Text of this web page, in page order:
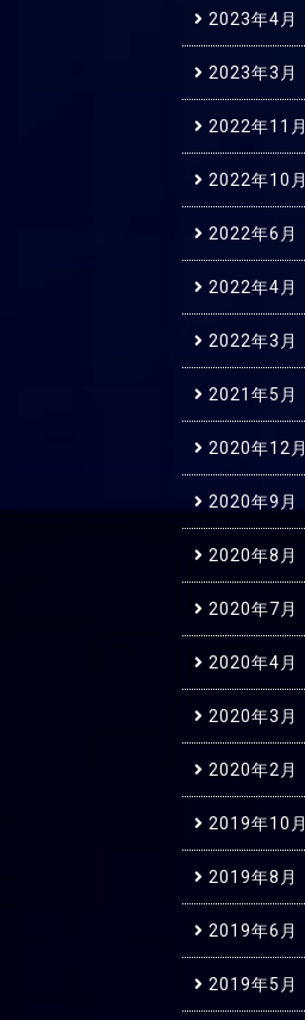
2023年4月
2023年3月
2022年11月
2022年10月
2022年6月
2022年4月
2022年3月
2021年5月
2020年12月
2020年9月
2020年8月
2020年7月
2020年4月
2020年3月
2020年2月
2019年10月
2019年8月
2019年6月
2019年5月